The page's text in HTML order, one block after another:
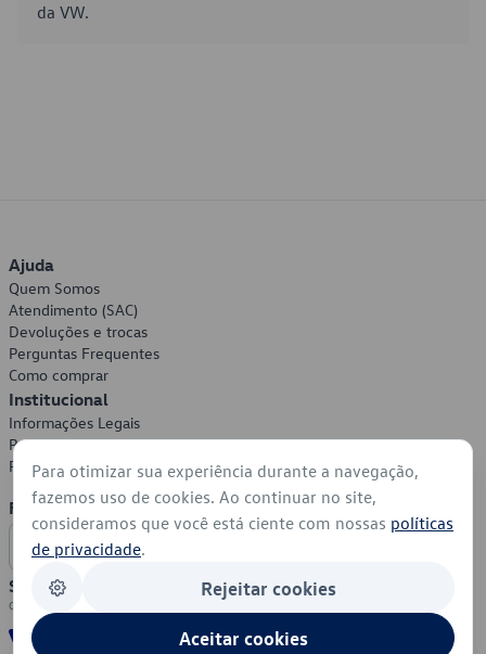
da VW.
Ajuda
Quem Somos
Atendimento (SAC)
Devoluções e trocas
Perguntas Frequentes
Como comprar
Institucional
Informações Legais
Política de Privacidade
Política de Cookies
Formas de Pagamento
Segurança
Para otimizar sua experiência durante a navegação,
fazemos uso de cookies. Ao continuar no site,
consideramos que você está ciente com nossas políticas
de privacidade.
Rejeitar cookies
Aceitar cookies